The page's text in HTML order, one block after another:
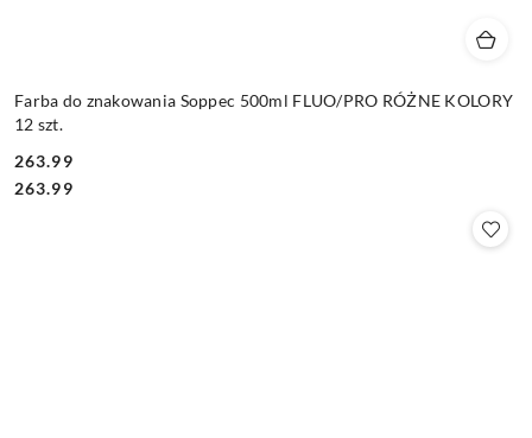
Farba do znakowania Soppec 500ml FLUO/PRO RÓŻNE KOLORY
12 szt.
Cena:
263.99
Cena:
263.99